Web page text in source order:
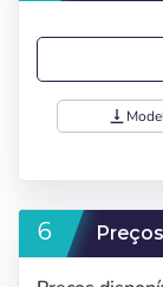
vertical_align_bottom